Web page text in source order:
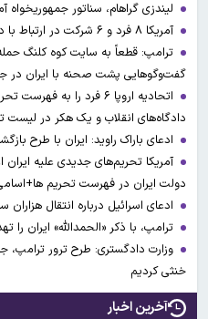
لیندزی گراهام، سناتور جمهوریخواه
آمریکا ۸ فرد و ۶ شرکت در ارتباط با دولت ایران را تحریم کرد
ترامپ: قطعاً به سایت کوه کلنگ
گفت‌وگوهایی پشت صحنه با ایران در
اتحادیه اروپا ۶ فرد را
دادگاه‌های انقلاب و یک هکر در لیست
ادعای باراک راوید: ایران با طرح
دولت ایران در فهرست تحریم
ادعای اسرائیل درباره انتقال هزاران
ترامپ، با ذکر «الحمدالله» ایران را
وزارت دادگستری: طرح ترور ترامپ،
خنثی کردیم
آخرین اخبار